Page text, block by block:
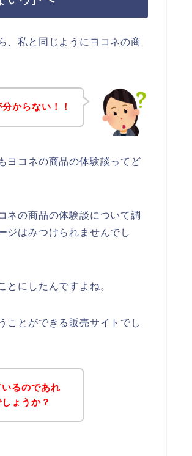
、私と同じようにヨコネの商
からない！！
ヨコネの商品の体験談ってど
ネの商品の体験談について調
ジはみつけられませんでし
にしたんですよね。
ことができる販売サイトでし
るのであれ
ょうか？